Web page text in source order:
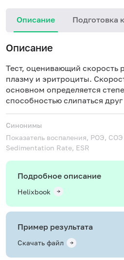
Описание Подготовка
Описание
Тест, оценивающий скорость
плазму и эритроциты.
основном определяется
способностью слипаться
Синонимы
Показатель воспаления, РОЭ, СОЭ
Sedimentation Rate, ESR
Подробное описание
Helixbook
Пример результата
Скачать файл